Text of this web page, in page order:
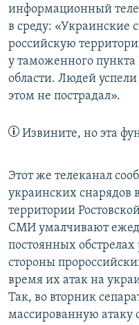
информационный
в среду: «Украинские
российскую
у таможенного
области. Людей
этом не пострадал».
Извините, но эта
Этот же телеканал
украинских снарядов
территории
СМИ умалчивают
постоянных
стороны
время их атак на
Так, во вторник
массированную атаку